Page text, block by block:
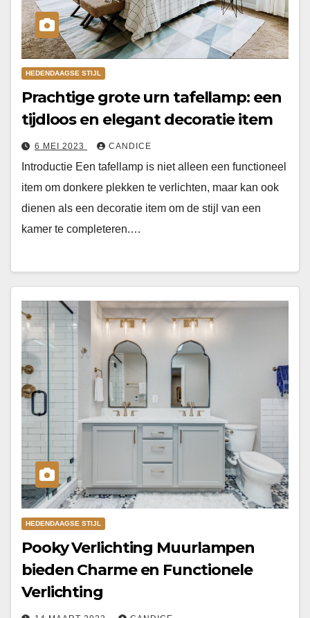
HEDENDAAGSE STIJL
Prachtige grote urn tafellamp: een
tijdloos en elegant decoratie item
6 MEI 2023 CANDICE
Introductie Een tafellamp is niet alleen een functioneel
item om donkere plekken te verlichten, maar kan ook
dienen als een decoratie item om de stijl van een
kamer te completeren.…
HEDENDAAGSE STIJL
Pooky Verlichting Muurlampen
bieden Charme en Functionele
Verlichting